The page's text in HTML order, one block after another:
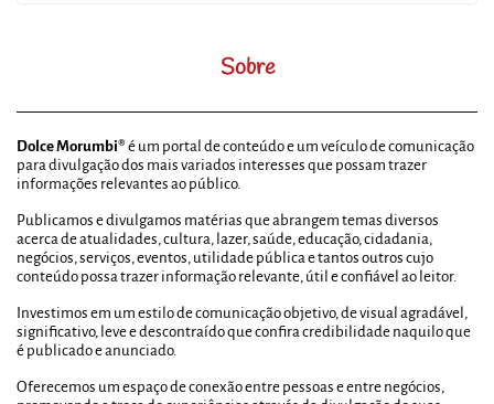
Sobre
Dolce Morumbi® é um portal de conteúdo e um veículo de comunicação
para divulgação dos mais variados interesses que possam trazer
informações relevantes ao público.
Publicamos e divulgamos matérias que abrangem temas diversos
acerca de atualidades, cultura, lazer, saúde, educação, cidadania,
negócios, serviços, eventos, utilidade pública e tantos outros cujo
conteúdo possa trazer informação relevante, útil e confiável ao leitor.
Investimos em um estilo de comunicação objetivo, de visual agradável,
significativo, leve e descontraído que confira credibilidade naquilo que
é publicado e anunciado.
Oferecemos um espaço de conexão entre pessoas e entre negócios,